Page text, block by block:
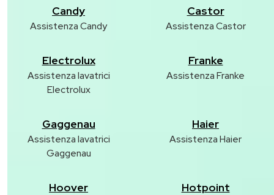
Candy
Assistenza Candy
Castor
Assistenza Castor
Electrolux
Assistenza lavatrici
Electrolux
Franke
Assistenza Franke
Gaggenau
Assistenza lavatrici
Gaggenau
Haier
Assistenza Haier
Hoover Hotpoint